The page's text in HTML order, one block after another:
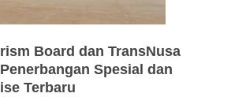
Board dan TransNusa
Spesial dan
Terbaru